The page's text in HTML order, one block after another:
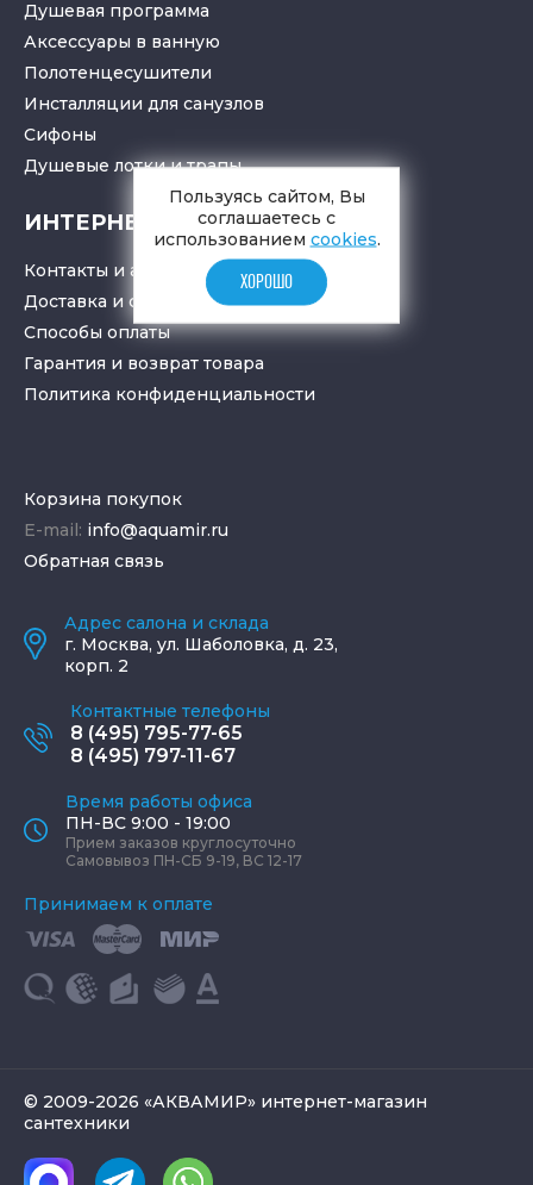
Душевая программа
Аксессуары в ванную
Полотенцесушители
Инсталляции для санузлов
Cифоны
Душевые лоткиитрапы
ИНТЕРНЕТ-МАГАЗИН
Контакты и адрес
Доставка и самовывоз
Способы оплаты
Гарантия и возврат товара
Политика конфиденциальности
Корзина покупок
E-mail: info@aquamir.ru
Обратная связь
Адрес салона и склада
г. Москва, ул. Шаболовка, д. 23,
корп. 2
Контактные телефоны
8 (495) 795-77-65
8 (495) 797-11-67
Время работы офиса
ПН-ВС 9:00 - 19:00
Прием заказов круглосуточно
Самовывоз ПН-СБ 9-19, ВС 12-17
Принимаем к оплате
© 2009-2026 «АКВАМИР» интернет-магазин
сантехники
Пользуясь сайтом, Вы
соглашаетесь с
использованием cookies.
ХОРОШО